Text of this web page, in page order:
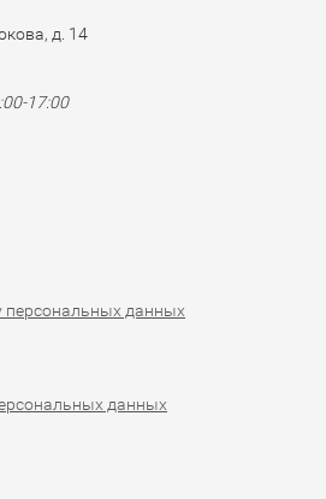
д. 14
17:00
персональных данных
данных